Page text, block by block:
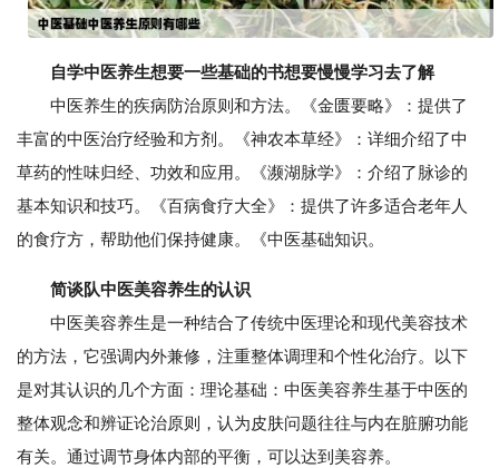
自学中医养生想要一些基础的书想要慢慢学习去了解
中医养生的疾病防治原则和方法。《金匮要略》：提供了
丰富的中医治疗经验和方剂。《神农本草经》：详细介绍了中
草药的性味归经、功效和应用。《濒湖脉学》：介绍了脉诊的
基本知识和技巧。《百病食疗大全》：提供了许多适合老年人
的食疗方，帮助他们保持健康。《中医基础知识。
简谈队中医美容养生的认识
中医美容养生是一种结合了传统中医理论和现代美容技术
的方法，它强调内外兼修，注重整体调理和个性化治疗。以下
是对其认识的几个方面：理论基础：中医美容养生基于中医的
整体观念和辨证论治原则，认为皮肤问题往往与内在脏腑功能
有关。通过调节身体内部的平衡，可以达到美容养。